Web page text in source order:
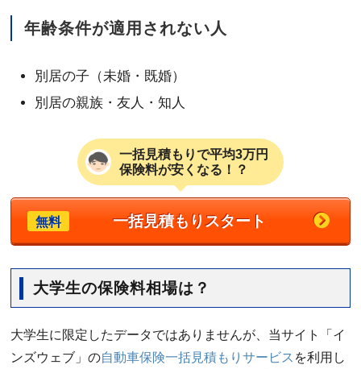
年齢条件が適用されない人
別居の子（未婚・既婚）
別居の親族・友人・知人
一括見積もりで平均3万円
保険料が安くなる！？
無料 一括見積もりスタート
大学生の保険料相場は？
大学生に限定したデータではありませんが、当サイト「イ
ンズウェブ」の自動車保険一括見積もりサービス を利用し